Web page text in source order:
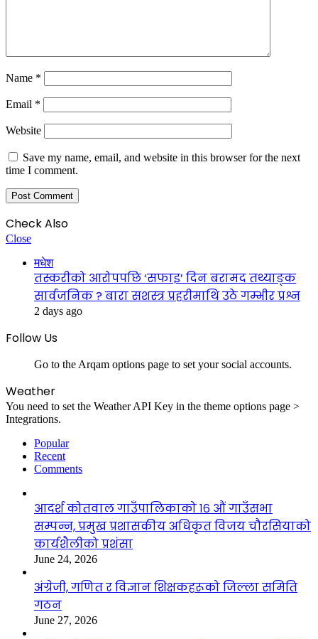
Name *
Email *
Website
Save my name, email, and website in this browser for the next
time I comment.
Check Also
Close
मधेश
तस्करीको आरोपपछि ‘सफाइ’ दिन बरामद तथ्याङ्क
सार्वजनिक ? बारा सशस्त्र प्रहरीमाथि उठे गम्भीर प्रश्न
2 days ago
Follow Us
Go to the Arqam options page to set your social accounts.
Weather
You need to set the Weather API Key in the theme options page >
Integrations.
Popular
Recent
Comments
आदर्श कोतवाल गाउँपालिकाको १६ औं गाउँसभा
सम्पन्न, प्रमुख प्रशासकीय अधिकृत विजय चौरसियाको
कार्यशैलीको प्रशंसा
June 24, 2026
अंग्रेजी, गणित र विज्ञान शिक्षकहरूको जिल्ला समिति
गठन
June 27, 2026